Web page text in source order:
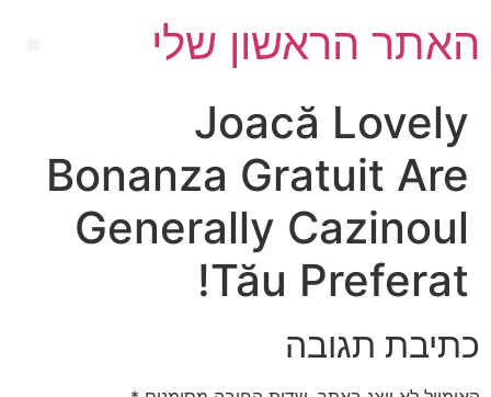
האתר הראשון שלי
Joacă Lovely
Bonanza Gratuit Are
Generally Cazinoul
Tău Preferat!
כתיבת תגובה